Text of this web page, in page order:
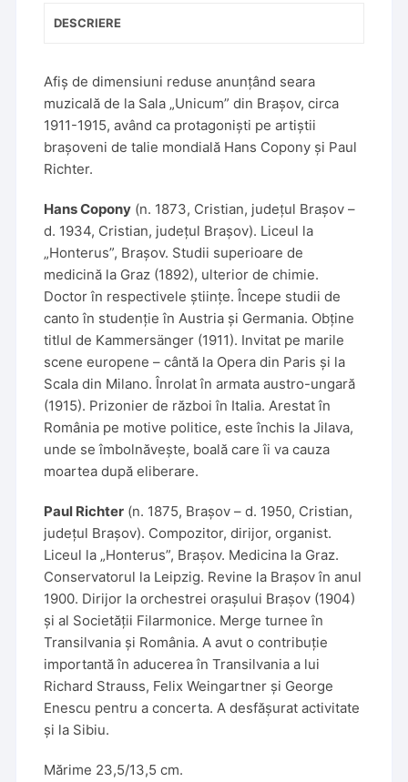
DESCRIERE
Afiș de dimensiuni reduse anunțând seara
muzicală de la Sala „Unicum” din Brașov, circa
1911-1915, având ca protagoniști pe artiștii
brașoveni de talie mondială Hans Copony și Paul
Richter.
Hans Copony (n. 1873, Cristian, județul Brașov –
d. 1934, Cristian, județul Brașov). Liceul la
„Honterus”, Brașov. Studii superioare de
medicină la Graz (1892), ulterior de chimie.
Doctor în respectivele științe. Începe studii de
canto în studenție în Austria și Germania. Obține
titlul de Kammersänger (1911). Invitat pe marile
scene europene – cântă la Opera din Paris și la
Scala din Milano. Înrolat în armata austro-ungară
(1915). Prizonier de război în Italia. Arestat în
România pe motive politice, este închis la Jilava,
unde se îmbolnăvește, boală care îi va cauza
moartea după eliberare.
Paul Richter (n. 1875, Brașov – d. 1950, Cristian,
județul Brașov). Compozitor, dirijor, organist.
Liceul la „Honterus”, Brașov. Medicina la Graz.
Conservatorul la Leipzig. Revine la Brașov în anul
1900. Dirijor la orchestrei orașului Brașov (1904)
și al Societății Filarmonice. Merge turnee în
Transilvania și România. A avut o contribuție
importantă în aducerea în Transilvania a lui
Richard Strauss, Felix Weingartner și George
Enescu pentru a concerta. A desfășurat activitate
și la Sibiu.
Mărime 23,5/13,5 cm.